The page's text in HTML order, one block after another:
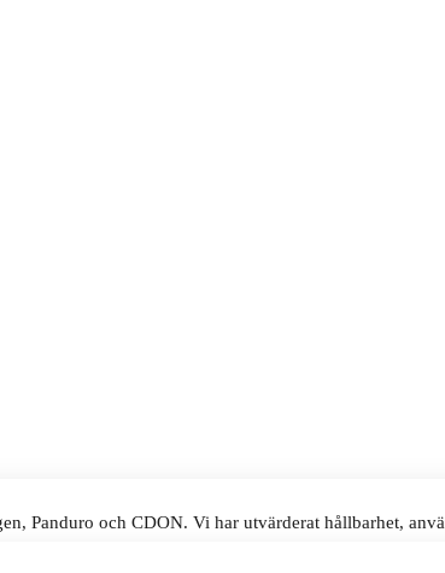
Panduro och CDON. Vi har utvärderat hållbarhet,